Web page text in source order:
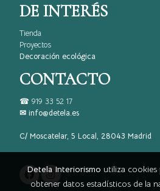
DE INTERÉS
Tienda
Proyectos
Decoración ecológica
CONTACTO
☎ 919 33 52 17
✉ info@detela.es
C/ Moscatelar, 5 Local, 28043 Madrid
Detela Interiorismo utiliza cookies
obtener datos estadísticos de la